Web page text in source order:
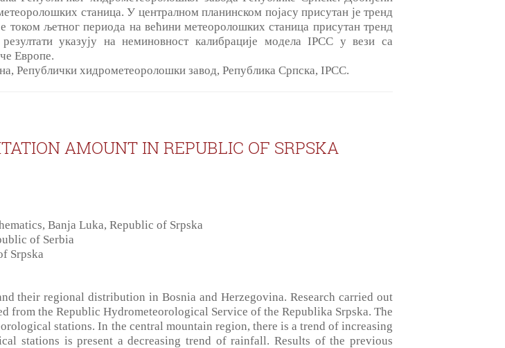
станица. У централном планинском појасу присутан је тренд
љетног периода на већини метеоролошких станица присутан тренд
указују на неминовност калибрације модела IPCC у вези са
Европе.
Републички хидрометеоролошки завод, Република Српска, IPCC.
AMOUNT IN REPUBLIC OF SRPSKA
Banja Luka, Republic of Srpska
of Serbia
Srpska
their regional distribution in Bosnia and Herzegovina. Research carried out
from the Republic Hydrometeorological Service of the Republika Srpska. The
stations. In the central mountain region, there is a trend of increasing
stations is present a decreasing trend of rainfall. Results of the previous